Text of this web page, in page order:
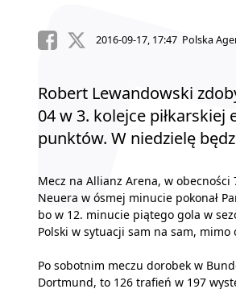
2016-09-17, 17:47 Polska
Robert Lewandowski
04 w 3. kolejce
punktów. W niedzielę
Mecz na Allianz Arena, w
Neuera w ósmej minucie pokonał
bo w 12. minucie piątego gola w
Polski w sytuacji sam na sam,
Po sobotnim meczu dorobek w
Dortmund, to 126 trafień w 197